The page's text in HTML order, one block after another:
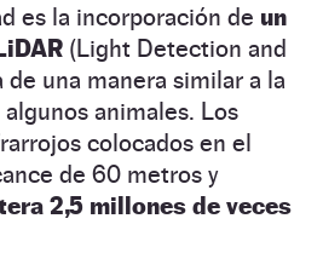
es la incorporación de un
(Light Detection and
de una manera similar a la
animales. Los
colocados en el
de 60 metros y
2,5 millones de veces